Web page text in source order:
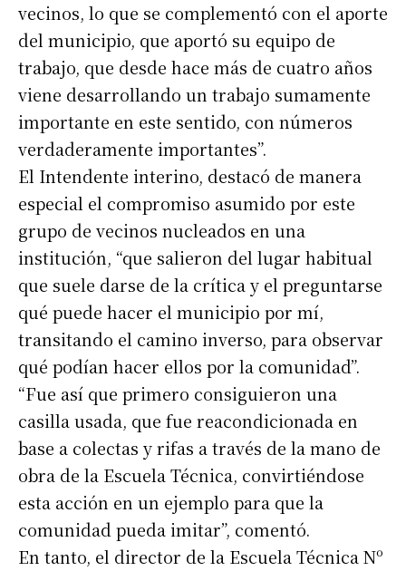
vecinos, lo que se complementó con el aporte
del municipio, que aportó su equipo de
trabajo, que desde hace más de cuatro años
viene desarrollando un trabajo sumamente
importante en este sentido, con números
verdaderamente importantes”.
El Intendente interino, destacó de manera
especial el compromiso asumido por este
grupo de vecinos nucleados en una
institución, “que salieron del lugar habitual
que suele darse de la crítica y el preguntarse
qué puede hacer el municipio por mí,
transitando el camino inverso, para observar
qué podían hacer ellos por la comunidad”.
“Fue así que primero consiguieron una
casilla usada, que fue reacondicionada en
base a colectas y rifas a través de la mano de
obra de la Escuela Técnica, convirtiéndose
esta acción en un ejemplo para que la
comunidad pueda imitar”, comentó.
En tanto, el director de la Escuela Técnica Nº